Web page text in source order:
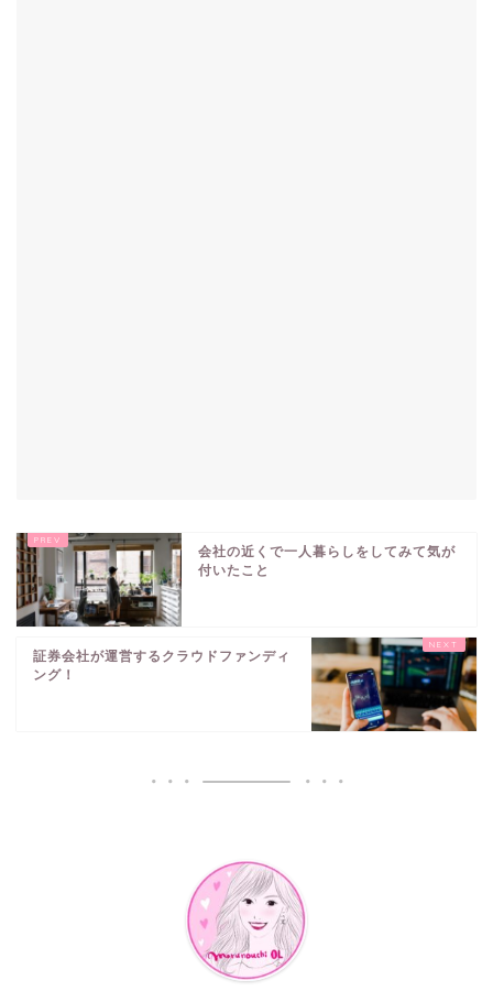
会社の近くで一人暮らしをしてみて気が
付いたこと
証券会社が運営するクラウドファンディ
ング！